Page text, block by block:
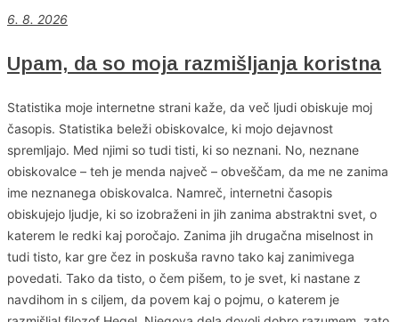
6. 8. 2026
Upam, da so moja razmišljanja koristna
Statistika moje internetne strani kaže, da več ljudi obiskuje moj
časopis. Statistika beleži obiskovalce, ki mojo dejavnost
spremljajo. Med njimi so tudi tisti, ki so neznani. No, neznane
obiskovalce – teh je menda največ – obveščam, da me ne zanima
ime neznanega obiskovalca. Namreč, internetni časopis
obiskujejo ljudje, ki so izobraženi in jih zanima abstraktni svet, o
katerem le redki kaj poročajo. Zanima jih drugačna miselnost in
tudi tisto, kar gre čez in poskuša ravno tako kaj zanimivega
povedati. Tako da tisto, o čem pišem, to je svet, ki nastane z
navdihom in s ciljem, da povem kaj o pojmu, o katerem je